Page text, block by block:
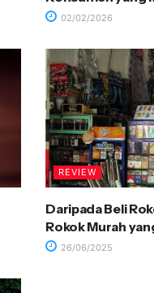
02/02/2026
REVIEW
Daripada Beli
Rokok Murah
26/06/2025